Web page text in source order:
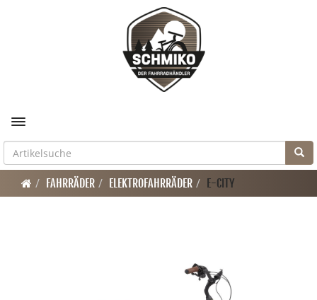
Toggle navigation
FAHRRÄDER ELEKTROFAHRRÄDER E-CITY